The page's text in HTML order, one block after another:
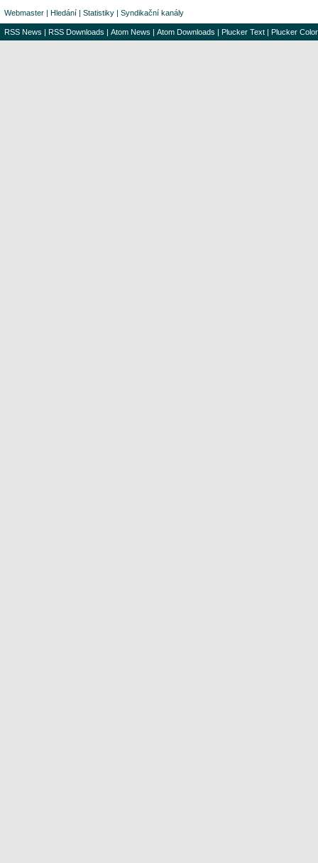
Webmaster | Hledání | Statistiky | Syndikační kanály
RSS News | RSS Downloads | Atom News | Atom Downloads | Plucker Text | Plucker Color